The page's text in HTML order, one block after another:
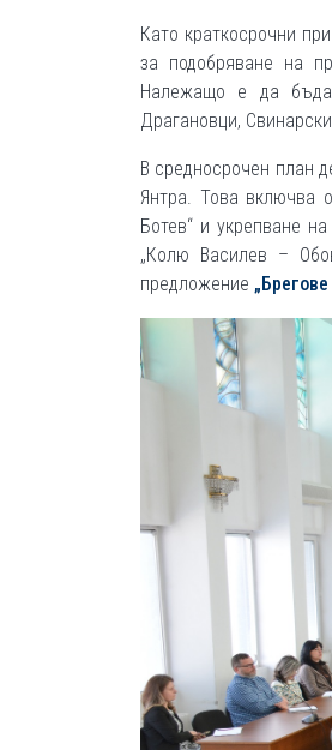
Като краткосрочни
за подобряване на
Належащо е да
Драгановци,
В средносрочен план
Янтра. Това включва
Ботев“ и укрепване
„Колю Василев –
предложение